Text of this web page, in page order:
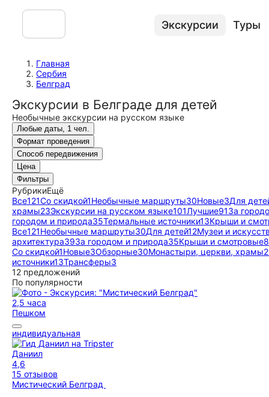
Экскурсии Туры
Главная
Сербия
Белград
Экскурсии в Белграде для детей
Необычные экскурсии на русском языке
Любые даты, 1 чел.
Формат проведения
Способ передвижения
Цена
Фильтры
РубрикиЕщё
Все121Со скидкой1Необычные маршруты30Новые3Для
храмы23Экскурсии на русском языке101Лучшие91За
городом и природа35Термальные источники13Крыши и
Все121Необычные маршруты30Для детей12Музеи и
архитектура39За городом и природа35Крыши и смотровые8
Со скидкой1Новые3Обзорные30Монастыри, церкви, храмы
источники13Трансферы3
12 предложений
По популярности
2,5 часа
Пешком
индивидуальная
Даниил
4,6
15 отзывов
Мистический Белград